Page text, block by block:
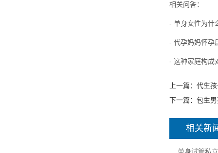
相关问答：
- 单身女性为什
- 代孕妈妈怀孕
- 这种家庭构成
上一篇： 代生
下一篇： 包生
相关新